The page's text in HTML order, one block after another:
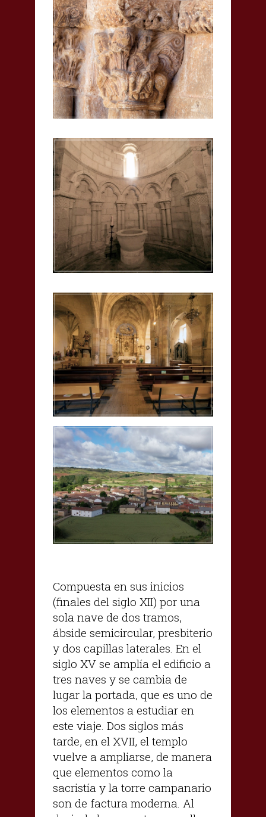
Compuesta en sus inicios
(finales del siglo XII) por una
sola nave de dos tramos,
ábside semicircular, presbiterio
y dos capillas laterales. En el
siglo XV se amplía el edificio a
tres naves y se cambia de
lugar la portada, que es uno de
los elementos a estudiar en
este viaje. Dos siglos más
tarde, en el XVII, el templo
vuelve a ampliarse, de manera
que elementos como la
sacristía y la torre campanario
son de factura moderna. Al